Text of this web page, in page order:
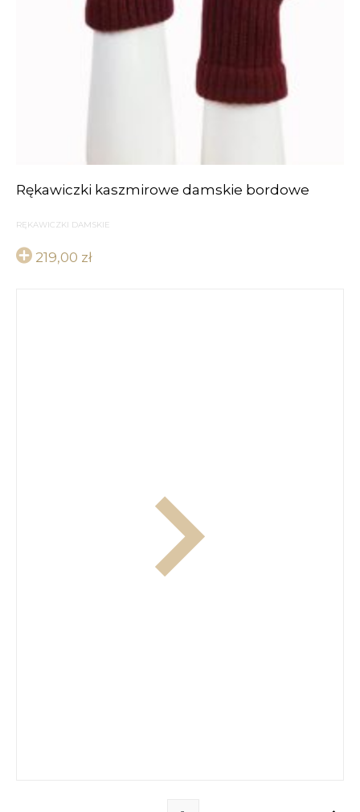
Rękawiczki kaszmirowe damskie bordowe
RĘKAWICZKI DAMSKIE
219,00 zł